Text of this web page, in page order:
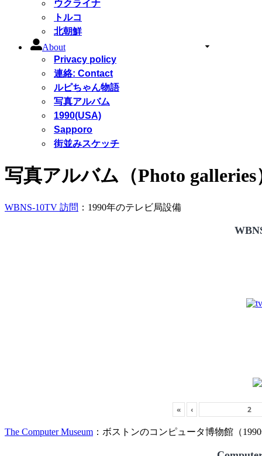
ウクライナ
トルコ
北朝鮮
About
Privacy policy
連絡: Contact
ルピちゃん物語
写真アルバム
1990(USA)
Sapporo
街並みスケッチ
写真アルバム（Photo galleries
WBNS-10TV 訪問 ：1990年のテレビ局設備
« ‹
The Computer Museum ：ボストンのコンピュータ博物館（